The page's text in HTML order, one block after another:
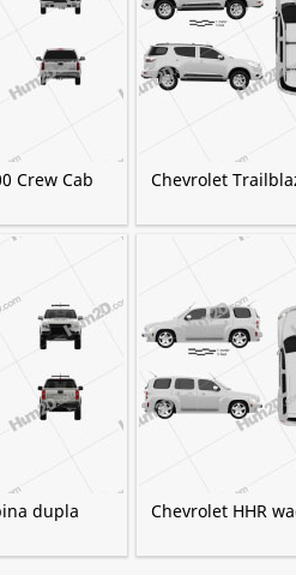
Crew Cab
Chevrolet
dupla
Chevrolet HHR